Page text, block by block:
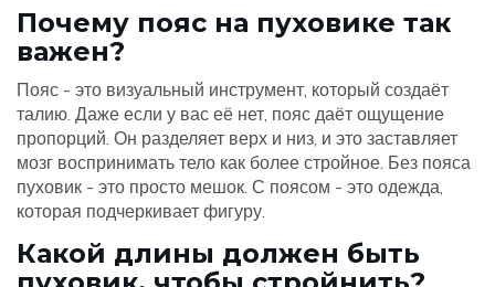
Почему пояс на пуховике так
важен?
Пояс - это визуальный инструмент, который создаёт
талию. Даже если у вас её нет, пояс даёт ощущение
пропорций. Он разделяет верх и низ, и это заставляет
мозг воспринимать тело как более стройное. Без пояса
пуховик - это просто мешок. С поясом - это одежда,
которая подчеркивает фигуру.
Какой длины должен быть